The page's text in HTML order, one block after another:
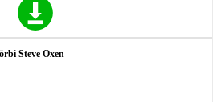
Steve Oxen